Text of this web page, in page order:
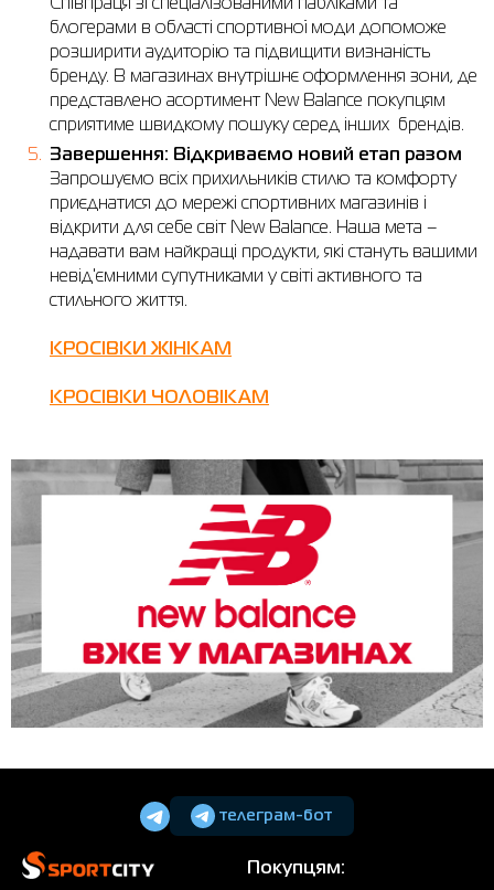
Співпраця зі спеціалізованими пабліками та
блогерами в області спортивної моди допоможе
розширити аудиторію та підвищити визнаність
бренду. В магазинах внутрішнє оформлення зони, де
представлено асортимент New Balance покупцям
сприятиме швидкому пошуку серед інших брендів.
Завершення: Відкриваємо новий етап разом
Запрошуємо всіх прихильників стилю та комфорту
приєднатися до мережі спортивних магазинів і
відкрити для себе світ New Balance. Наша мета –
надавати вам найкращі продукти, які стануть вашими
невід'ємними супутниками у світі активного та
стильного життя.
КРОСІВКИ ЖІНКАМ
КРОСІВКИ ЧОЛОВІКАМ
телеграм-бот
Покупцям: